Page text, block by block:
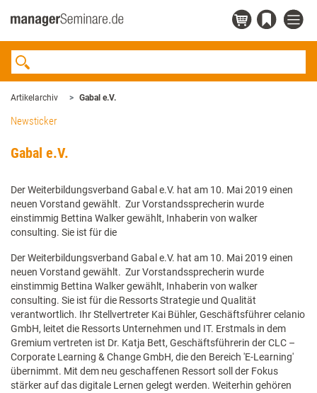
Artikelarchiv Gabal e.V.
Newsticker
Gabal e.V.
Der Weiterbildungsverband Gabal e.V. hat am 10. Mai 2019 einen
neuen Vorstand gewählt. Zur Vorstandssprecherin wurde
einstimmig Bettina Walker gewählt, Inhaberin von walker
consulting. Sie ist für die
Der Weiterbildungsverband Gabal e.V. hat am 10. Mai 2019 einen
neuen Vorstand gewählt. Zur Vorstandssprecherin wurde
einstimmig Bettina Walker gewählt, Inhaberin von walker
consulting. Sie ist für die Ressorts Strategie und Qualität
verantwortlich. Ihr Stellvertreter Kai Bühler, Geschäftsführer celanio
GmbH, leitet die Ressorts Unternehmen und IT. Erstmals in dem
Gremium vertreten ist Dr. Katja Bett, Geschäftsführerin der CLC –
Corporate Learning & Change GmbH, die den Bereich 'E-Learning'
übernimmt. Mit dem neu geschaffenen Ressort soll der Fokus
stärker auf das digitale Lernen gelegt werden. Weiterhin gehören